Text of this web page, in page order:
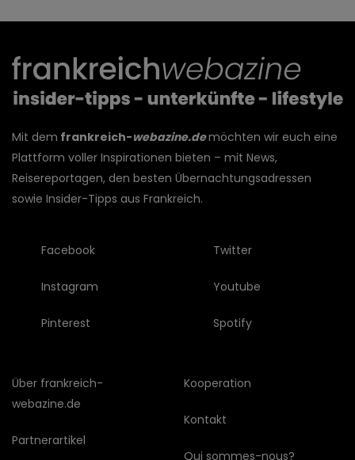
Mit dem frankreich-webazine.demöchten wir euch eine
Plattform voller Inspirationen bieten – mit News,
Reisereportagen, den besten Übernachtungsadressen
sowie Insider-Tipps aus Frankreich.
Facebook
Instagram
Pinterest
Twitter
Youtube
Spotify
Über frankreich-
webazine.de
Partnerartikel
Kooperation
Kontakt
Qui sommes-nous?